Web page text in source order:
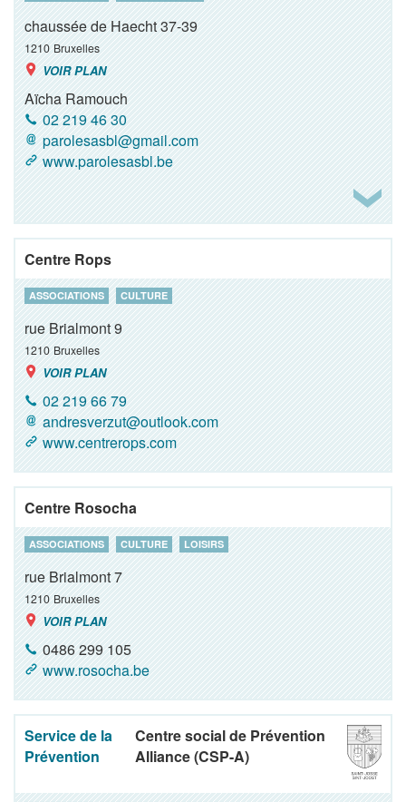
chaussée de Haecht 37-39
1210 Bruxelles
VOIR PLAN
Aïcha Ramouch
02 219 46 30
parolesasbl@gmail.com
www.parolesasbl.be
Centre Rops
ASSOCIATIONS CULTURE
rue Brialmont 9
1210 Bruxelles
VOIR PLAN
02 219 66 79
andresverzut@outlook.com
www.centrerops.com
Centre Rosocha
ASSOCIATIONS CULTURE LOISIRS
rue Brialmont 7
1210 Bruxelles
VOIR PLAN
0486 299 105
www.rosocha.be
Service de la
Prévention
Centre social de Prévention
Alliance (CSP-A)